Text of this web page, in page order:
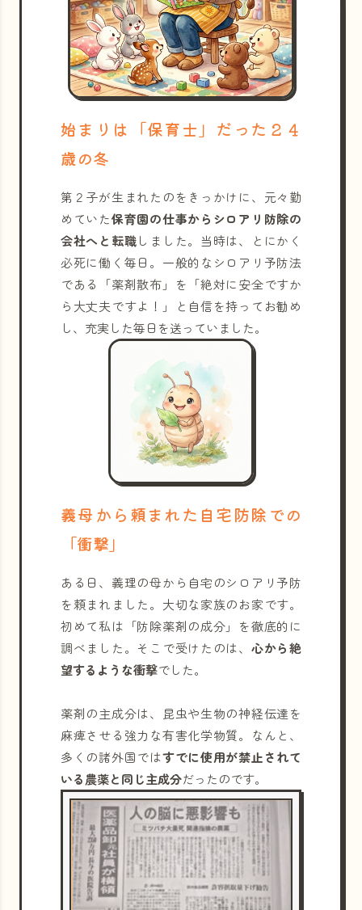
始まりは「保育士」だった２４
歳の冬
第２子が生まれたのをきっかけに、元々勤
めていた保育園の仕事からシロアリ防除の
会社へと転職しました。当時は、とにかく
必死に働く毎日。一般的なシロアリ予防法
である「薬剤散布」を「絶対に安全ですか
ら大丈夫ですよ！」と自信を持ってお勧め
し、充実した毎日を送っていました。
義母から頼まれた自宅防除での
「衝撃」
ある日、義理の母から自宅のシロアリ予防
を頼まれました。大切な家族のお家です。
初めて私は「防除薬剤の成分」を徹底的に
調べました。そこで受けたのは、 心から絶
望するような衝撃でした。
薬剤の主成分は、昆虫や生物の神経伝達を
麻痺させる強力な有害化学物質。なんと、
多くの諸外国ではすでに使用が禁止されて
いる農薬と同じ主成分だったのです。